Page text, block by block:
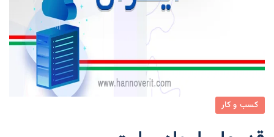
کسب و کار